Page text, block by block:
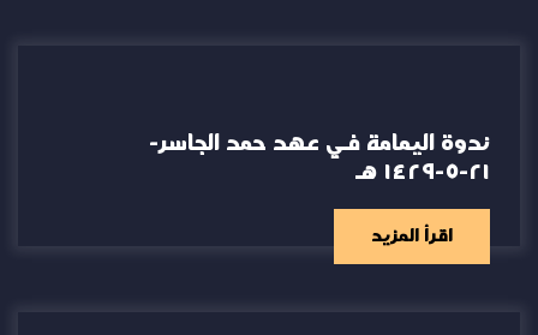
ندوة اليمامة في عهد حمد الجاسر-
٢١-٥-١٤٢٩ هـ
اقرأ المزيد